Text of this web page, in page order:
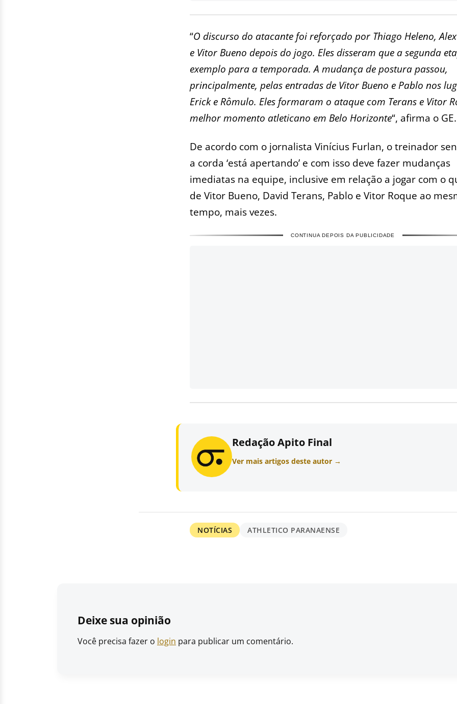
“O discurso do atacante foi reforçado por Thiago Heleno,
e Vitor Bueno depois do jogo. Eles disseram que a segunda
exemplo para a temporada. A mudança de postura passou,
principalmente, pelas entradas de Vitor Bueno e Pablo nos
Erick e Rômulo. Eles formaram o ataque com Terans e Vitor
melhor momento atleticano em Belo Horizonte“, afirma o GE.
De acordo com o jornalista Vinícius Furlan, o treinador
a corda ‘está apertando’ e com isso deve fazer mudanças
imediatas na equipe, inclusive em relação a jogar com o
de Vitor Bueno, David Terans, Pablo e Vitor Roque ao
tempo, mais vezes.
CONTINUA DEPOIS DA PUBLICIDADE
Redação Apito Final
Ver mais artigos deste autor →
NOTÍCIAS ATHLETICO PARANAENSE
Deixe sua opinião
Você precisa fazer o login para publicar um comentário.